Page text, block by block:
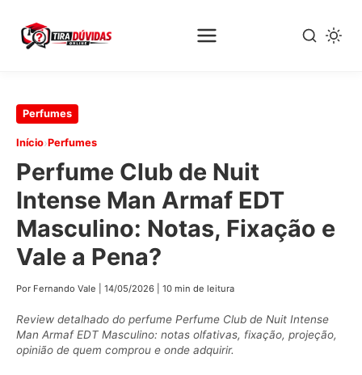
Pular
conteúdo
principal
Perfumes
Início›Perfumes
Perfume Club de Nuit
Intense Man Armaf EDT
Masculino: Notas, Fixação e
Vale a Pena?
Por Fernando Vale 14/05/2026 10 min de leitura
Review detalhado do perfume Perfume Club de Nuit Intense
Man Armaf EDT Masculino: notas olfativas, fixação, projeção,
opinião de quem comprou e onde adquirir.